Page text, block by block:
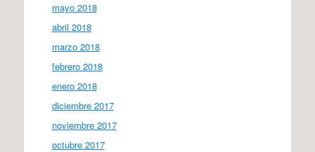
mayo 2018
abril 2018
marzo 2018
febrero 2018
enero 2018
diciembre 2017
noviembre 2017
octubre 2017